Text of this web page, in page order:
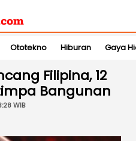
Ototekno Hiburan Gaya
Filipina, 12
Bangunan
WIB